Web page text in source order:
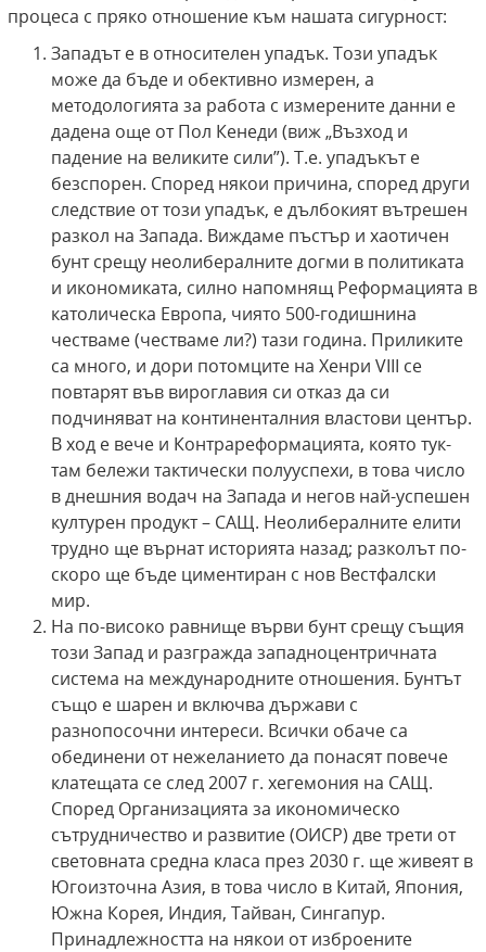
процеса с пряко отношение към нашата сигурност:
Западът е в относителен упадък. Този упадък
може да бъде и обективно измерен, а
методологията за работа с измерените данни е
дадена още от Пол Кенеди (виж „Възход и
падение на великите сили”). Т.е. упадъкът е
безспорен. Според някои причина, според други
следствие от този упадък, е дълбокият вътрешен
разкол на Запада. Виждаме пъстър и хаотичен
бунт срещу неолибералните догми в политиката
и икономиката, силно напомнящ Реформацията в
католическа Европа, чиято 500-годишнина
честваме (честваме ли?) тази година. Приликите
са много, и дори потомците на Хенри VIII се
повтарят във вироглавия си отказ да си
подчиняват на континенталния властови център.
В ход е вече и Контрареформацията, която тук-
там бележи тактически полууспехи, в това число
в днешния водач на Запада и негов най-успешен
културен продукт – САЩ. Неолибералните елити
трудно ще върнат историята назад; разколът по-
скоро ще бъде циментиран с нов Вестфалски
мир.
На по-високо равнище върви бунт срещу същия
този Запад и разгражда западноцентричната
система на международните отношения. Бунтът
също е шарен и включва държави с
разнопосочни интереси. Всички обаче са
обединени от нежеланието да понасят повече
клатещата се след 2007 г. хегемония на САЩ.
Според Организацията за икономическо
сътрудничество и развитие (ОИСР) две трети от
световната средна класа през 2030 г. ще живеят в
Югоизточна Азия, в това число в Китай, Япония,
Южна Корея, Индия, Тайван, Сингапур.
Принадлежността на някои от изброените